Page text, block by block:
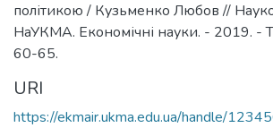
політикою / Кузьменко Любов //
НаУКМА. Економічні науки. - 2019. -
60-65.
URI
https://ekmair.ukma.edu.ua/handle/